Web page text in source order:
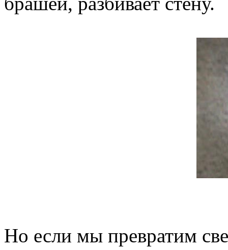
Но если мы превратим